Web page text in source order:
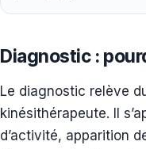
Diagnostic :
Le diagnostic relève
kinésithérapeute. Il
d’activité, apparition